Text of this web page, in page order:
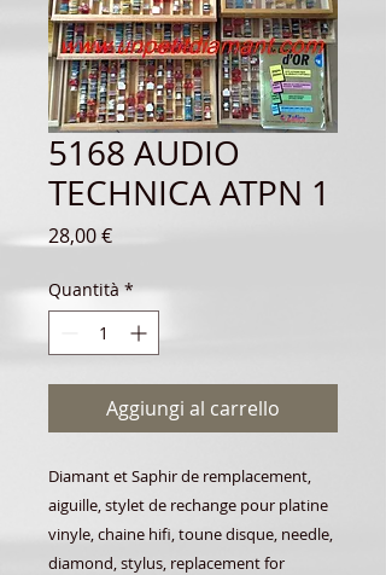
5168 AUDIO
TECHNICA ATPN 1
28,00 €Prezzo
Quantità *
Aggiungi al carrello
Diamant et Saphir de remplacement,
aiguille, stylet de rechange pour platine
vinyle, chaine hifi, toune disque, needle,
diamond, stylus, replacement for